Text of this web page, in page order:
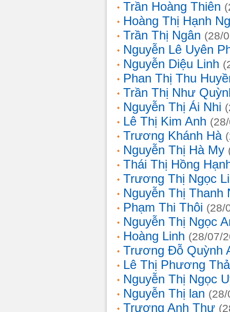
Trần Hoàng Thiên
Hoàng Thị Hạnh
Trần Thị Ngân (28/
Nguyễn Lê Uyên
Nguyễn Diệu Linh
Phan Thị Thu
Trần Thị Như
Nguyễn Thị Ái Nhi
Lê Thị Kim Anh
Trương Khánh Hà
Nguyễn Thị Hà My
Thái Thị Hồng
Trương Thị Ngọc
Nguyễn Thị Thanh
Phạm Thi Thôi (28/
Nguyễn Thị Ngọc
Hoàng Linh (28/07/
Trương Đỗ Quỳnh
Lê Thị Phương
Nguyễn Thị Ngọc
Nguyễn Thị lan
Trương Anh Thư